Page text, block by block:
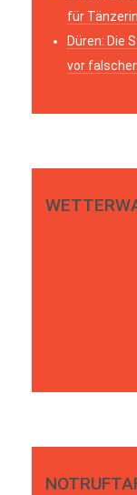
für
Düren: Die
vor